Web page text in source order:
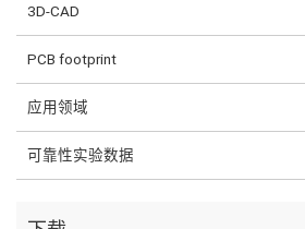
3D-CAD
PCB footprint
应用领域
可靠性实验数据